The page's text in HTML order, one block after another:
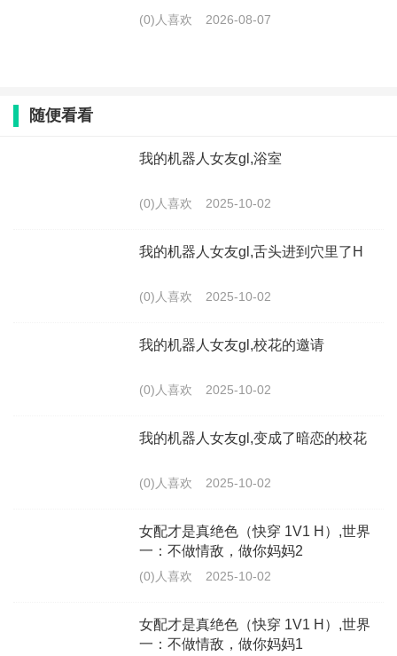
(0)人喜欢 2026-08-07
随便看看
我的机器人女友gl,浴室
(0)人喜欢 2025-10-02
我的机器人女友gl,舌头进到穴里了H
(0)人喜欢 2025-10-02
我的机器人女友gl,校花的邀请
(0)人喜欢 2025-10-02
我的机器人女友gl,变成了暗恋的校花
(0)人喜欢 2025-10-02
女配才是真绝色（快穿 1V1 H）,世界
一：不做情敌，做你妈妈2
(0)人喜欢 2025-10-02
女配才是真绝色（快穿 1V1 H）,世界
一：不做情敌，做你妈妈1